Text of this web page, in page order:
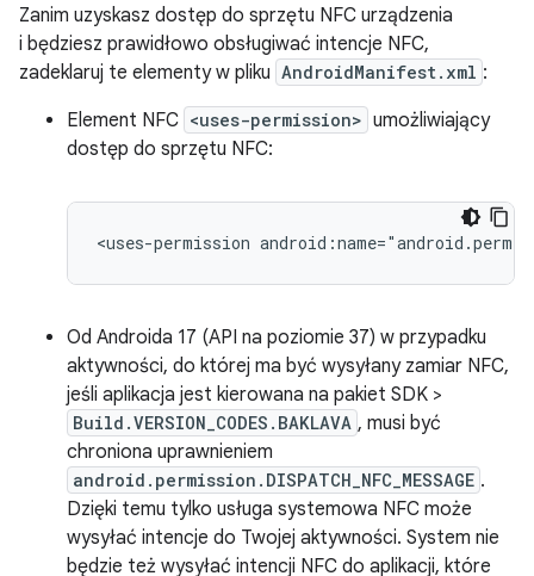
Zanim uzyskasz dostęp do sprzętu NFC urządzenia
i będziesz prawidłowo obsługiwać intencje NFC,
zadeklaruj te elementy w pliku AndroidManifest.xml :
Element NFC <uses-permission> umożliwiający
dostęp do sprzętu NFC:
<uses-permission
Od Androida 17 (API na poziomie 37) w przypadku
aktywności, do której ma być wysyłany zamiar NFC,
jeśli aplikacja jest kierowana na pakiet SDK >
Build.VERSION_CODES.BAKLAVA , musi być
chroniona uprawnieniem
android.permission.DISPATCH_NFC_MESSAGE .
Dzięki temu tylko usługa systemowa NFC może
wysyłać intencje do Twojej aktywności. System nie
będzie też wysyłać intencji NFC do aplikacji, które